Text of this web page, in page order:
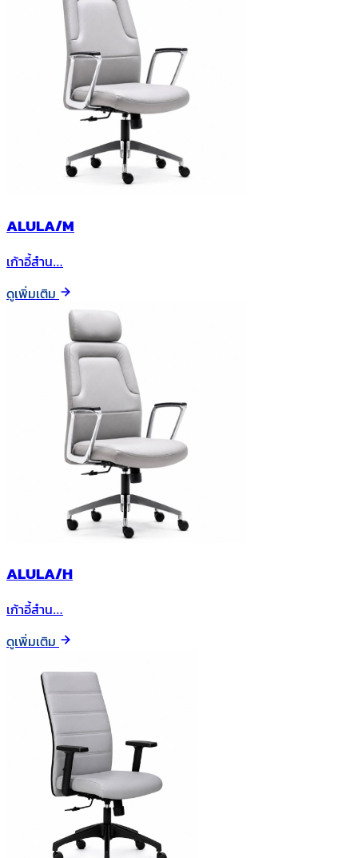
ALULA/M
เก้าอี้สำน…
ดูเพิ่มเติม
ALULA/H
เก้าอี้สำน…
ดูเพิ่มเติม